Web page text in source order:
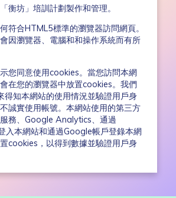
衡坊」培訓計劃製作和管理。
符合HTML5標準的瀏覽器訪問網頁。
因瀏覽器、電腦和和操作系統而有所
您同意使用cookies。當您訪問本網
在您的瀏覽器中放置cookies。我們
得知本網站的使用情況並驗證用戶身
誠實使用帳號。本網站使用的第三方
務、Google Analytics、通過
入本網站和通過Google帳戶登錄本網
cookies，以得到數據並驗證用戶身